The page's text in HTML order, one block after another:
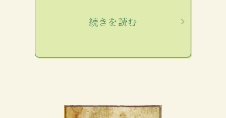
続きを読む